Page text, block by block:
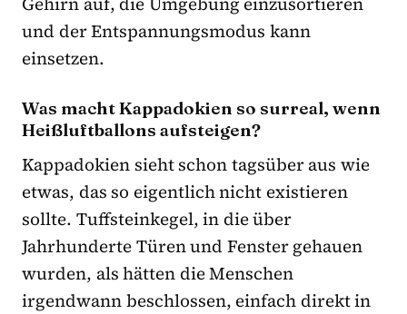
und der Entspannungsmodus kann
einsetzen.
Was macht Kappadokien so surreal, wenn
Heißluftballons aufsteigen?
Kappadokien sieht schon tagsüber aus wie
etwas, das so eigentlich nicht existieren
sollte. Tuffsteinkegel, in die über
Jahrhunderte Türen und Fenster gehauen
wurden, als hätten die Menschen
irgendwann beschlossen, einfach direkt in